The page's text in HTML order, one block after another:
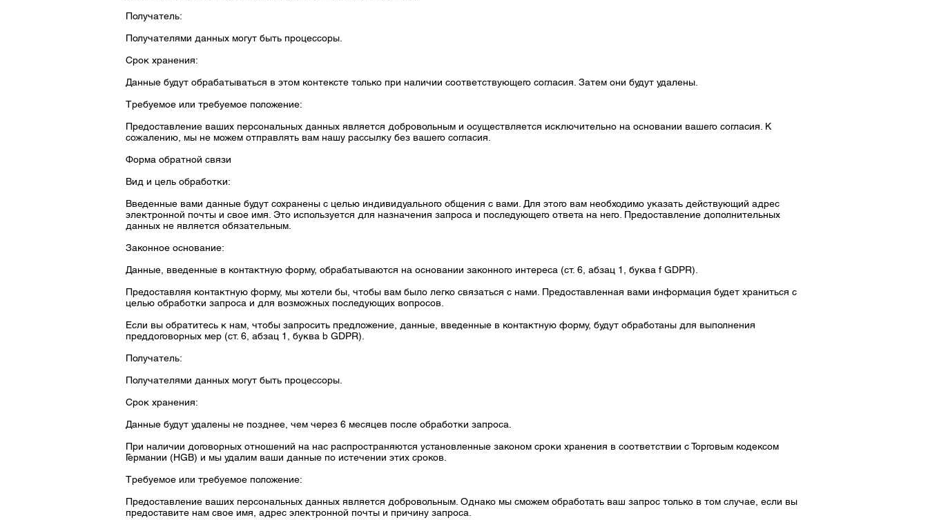
Получатель:
Получателями данных могут быть процессоры.
Срок хранения:
Данные будут обрабатываться в этом контексте только при наличии соответствующего согласия. Затем они будут удалены.
Требуемое или требуемое положение:
Предоставление ваших персональных данных является добровольным и осуществляется исключительно на основании вашего согласия. К
сожалению, мы не можем отправлять вам нашу рассылку без вашего согласия.
Форма обратной связи
Вид и цель обработки:
Введенные вами данные будут сохранены с целью индивидуального общения с вами. Для этого вам необходимо указать действующий адрес
электронной почты и свое имя. Это используется для назначения запроса и последующего ответа на него. Предоставление дополнительных
данных не является обязательным.
Законное основание:
Данные, введенные в контактную форму, обрабатываются на основании законного интереса (ст. 6, абзац 1, буква f GDPR).
Предоставляя контактную форму, мы хотели бы, чтобы вам было легко связаться с нами. Предоставленная вами информация будет храниться с
целью обработки запроса и для возможных последующих вопросов.
Если вы обратитесь к нам, чтобы запросить предложение, данные, введенные в контактную форму, будут обработаны для выполнения
преддоговорных мер (ст. 6, абзац 1, буква b GDPR).
Получатель:
Получателями данных могут быть процессоры.
Срок хранения:
Данные будут удалены не позднее, чем через 6 месяцев после обработки запроса.
При наличии договорных отношений на нас распространяются установленные законом сроки хранения в соответствии с Торговым кодексом
Германии (HGB) и мы удалим ваши данные по истечении этих сроков.
Требуемое или требуемое положение:
Предоставление ваших персональных данных является добровольным. Однако мы сможем обработать ваш запрос только в том случае, если вы
предоставите нам свое имя, адрес электронной почты и причину запроса.